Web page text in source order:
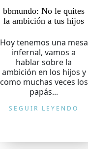
bbmundo: No le quites
la ambición a tus hijos
Hoy tenemos una mesa
infernal, vamos a
hablar sobre la
ambición en los hijos y
como muchas veces los
papás...
SEGUIR LEYENDO